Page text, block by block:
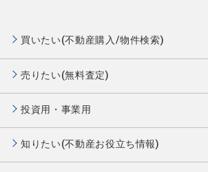
買いたい(不動産購入/物件検索)
売りたい(無料査定)
投資用・事業用
知りたい(不動産お役立ち情報)